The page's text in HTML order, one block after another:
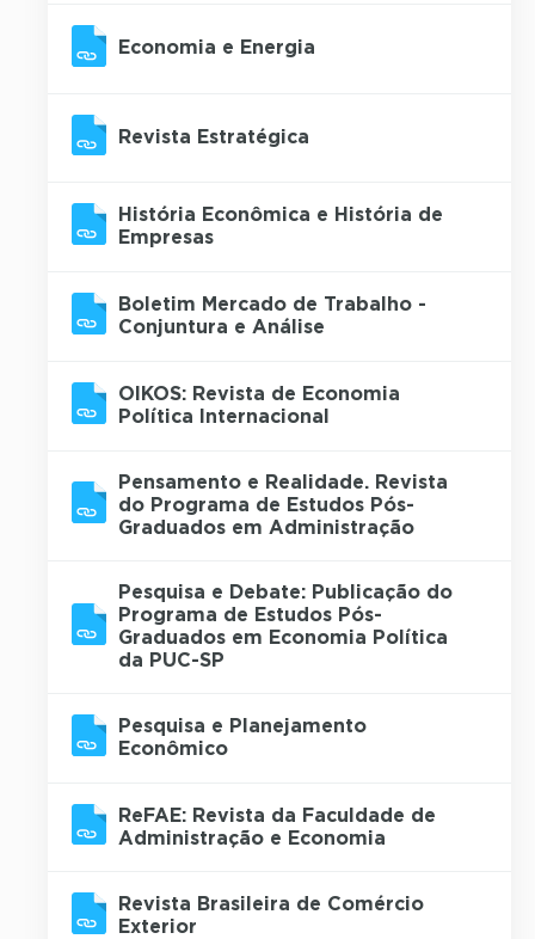
Economia e Energia
Revista Estratégica
História Econômica e História de
Empresas
Boletim Mercado de Trabalho -
Conjuntura e Análise
OIKOS: Revista de Economia
Política Internacional
Pensamento e Realidade. Revista
do Programa de Estudos Pós-
Graduados em Administração
Pesquisa e Debate: Publicação do
Programa de Estudos Pós-
Graduados em Economia Política
da PUC-SP
Pesquisa e Planejamento
Econômico
ReFAE: Revista da Faculdade de
Administração e Economia
Revista Brasileira de Comércio
Exterior